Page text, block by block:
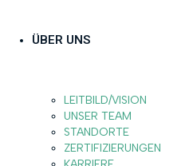
ÜBER UNS
LEITBILD/VISION
UNSER TEAM
STANDORTE
ZERTIFIZIERUNGEN